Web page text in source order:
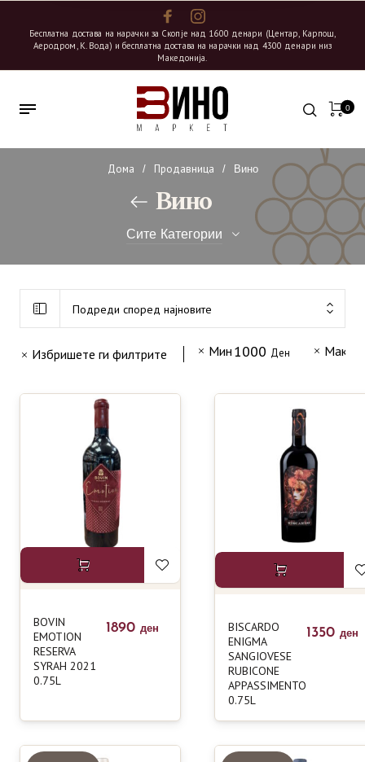
Бесплатна достава на нарачки за Скопје над 1600 денари (Центар, Карпош,
Аеродром, К. Вода) и бесплатна достава на нарачки над 4300 денари низ
Македонија.
0
Дома / Продавница / Вино
Вино
Сите Категории
Бискардо Вина Италија
Бовин 43
Венец 7
Странски Вина
Тиквеш
Подреди според најновите
Избришете ги филтрите Мин 1000 Ден Макс
BOVIN
EMOTION
RESERVA
SYRAH 2021
0.75L
1890 ден
BISCARDO
ENIGMA
SANGIOVESE
RUBICONE
APPASSIMENTO
0.75L
1350 ден